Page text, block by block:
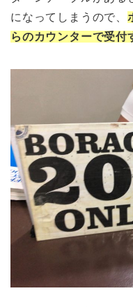
になってしまうので、
らのカウンターで受付